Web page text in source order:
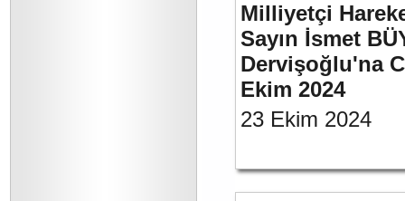
Milliyetçi
Sayın İsmet
Dervişoğlu'na
Ekim 2024
23 Ekim 2024